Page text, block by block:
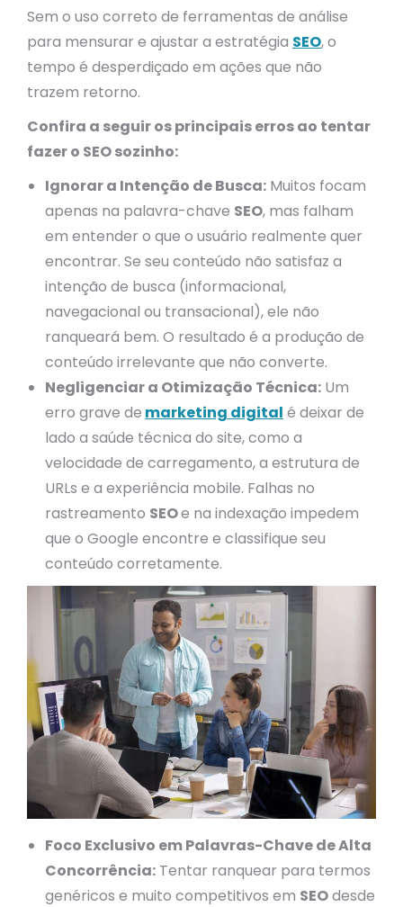
Sem o uso correto de ferramentas de análise
para mensurar e ajustar a estratégia SEO, o
tempo é desperdiçado em ações que não
trazem retorno.
Confira a seguir os principais erros ao tentar
fazer o SEO sozinho:
Ignorar a Intenção de Busca: Muitos focam
apenas na palavra-chave SEO, mas falham
em entender o que o usuário realmente quer
encontrar. Se seu conteúdo não satisfaz a
intenção de busca (informacional,
navegacional ou transacional), ele não
ranqueará bem. O resultado é a produção de
conteúdo irrelevante que não converte.
Negligenciar a Otimização Técnica: Um
erro grave de marketing digital é deixar de
lado a saúde técnica do site, como a
velocidade de carregamento, a estrutura de
URLs e a experiência mobile. Falhas no
rastreamento SEOe na indexação impedem
que o Google encontre e classifique seu
conteúdo corretamente.
Foco Exclusivo em Palavras-Chave de Alta
Concorrência: Tentar ranquear para termos
genéricos e muito competitivos em SEOdesde